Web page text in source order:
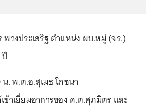
วงประเสริฐ ตำแหน่ง ผบ.หมู่ (จร.)
น. พ.ต.อ.สุเมธ โภชนา
าเยี่ยมอาการของ ด.ต.ศุภมิตร และ